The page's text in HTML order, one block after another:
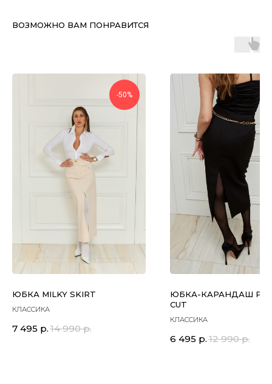
ВОЗМОЖНО ВАМ ПОНРАВИТСЯ
-50%
ЮБКА MILKY SKIRT
КЛАССИКА
7 495 р. 14 990 р.
ЮБКА-КАРАНДАШ
CUT
КЛАССИКА
6 495 р. 12 990 р.